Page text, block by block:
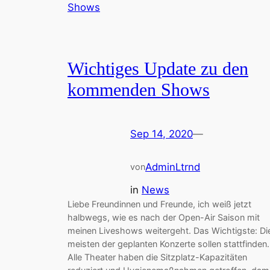
Wichtiges Update zu den
kommenden Shows
Sep 14, 2020—
vonAdminLtrnd
in News
Liebe Freundinnen und Freunde, ich weiß jetzt
halbwegs, wie es nach der Open-Air Saison mit
meinen Liveshows weitergeht. Das Wichtigste:
meisten der geplanten Konzerte sollen stattfinden.
Alle Theater haben die Sitzplatz-Kapazitäten